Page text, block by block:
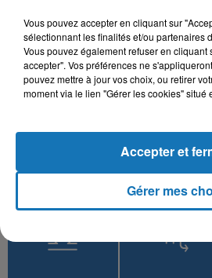
Bélier Taureau
Cancer Lion
Vous pouvez accepter en cliquant sur
sélectionnant les finalités et/ou partenaires
Vous pouvez également refuser en cliquant
accepter". Vos préférences ne
pouvez mettre à jour vos choix, ou retirer
moment via le lien "Gérer les cookies" situé
Gérer mes
Accepter et